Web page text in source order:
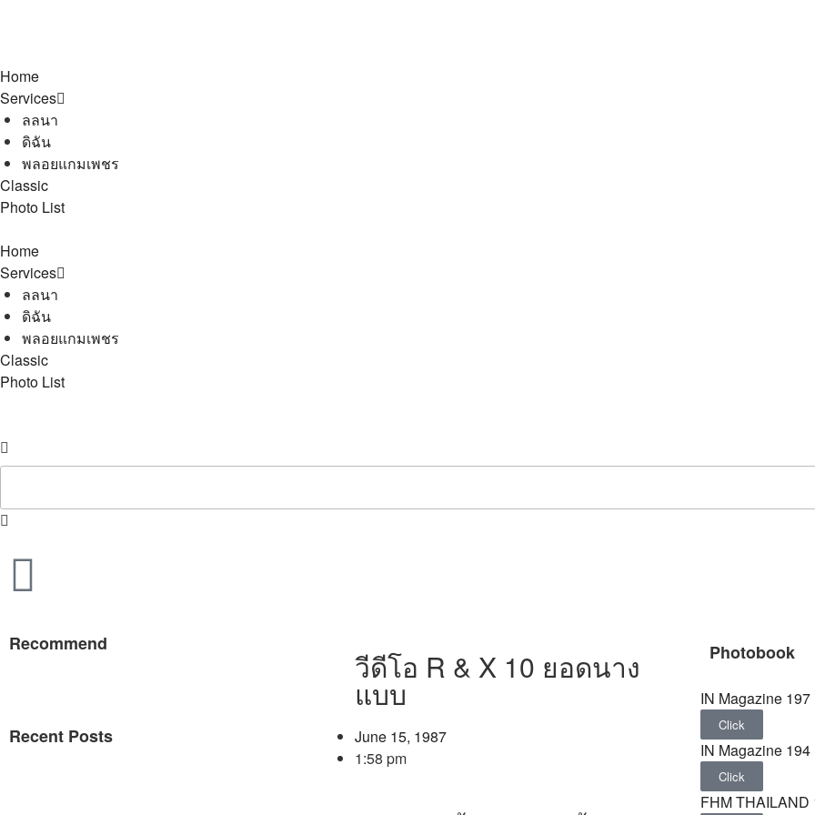
Home
Services
ลลนา
ดิฉัน
พลอยแกมเพชร
Classic
Photo List
Home
Services
ลลนา
ดิฉัน
พลอยแกมเพชร
Classic
Photo List
Recommend
Recent Posts
วีดีโอ R & X 10 ยอดนาง
แบบ
June 15, 1987
1:58 pm
Photobook
IN Magazine 197
Click
IN Magazine 194
Click
FHM THAILAND